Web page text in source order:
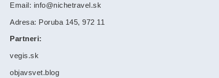
Email: info@nichetravel.sk
Adresa: Poruba 145, 972 11
Partneri:
vegis.sk
objavsvet.blog